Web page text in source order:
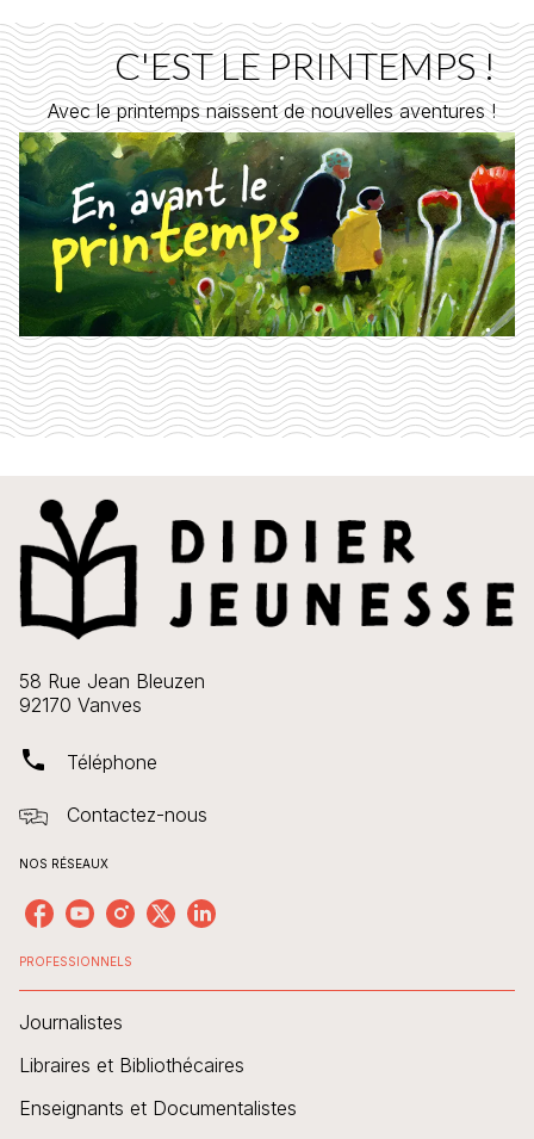
C'EST LE PRINTEMPS !
Avec le printemps naissent de nouvelles aventures !
58 Rue Jean Bleuzen
92170 Vanves
phone Téléphone
Contactez-nous
NOS RÉSEAUX
PROFESSIONNELS
Journalistes
Libraires et Bibliothécaires
Enseignants et Documentalistes